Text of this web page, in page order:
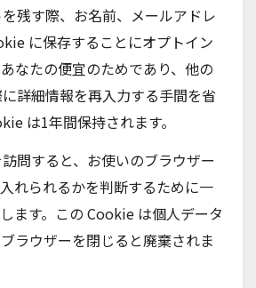
残す際、お名前、メールアドレ
に保存することにオプトイン
なたの便宜のためであり、他の
詳細情報を再入力する手間を省
は1年間保持されます。
問すると、お使いのブラウザー
れられるかを判断するために一
ます。この Cookie は個人データ
ラウザーを閉じると廃棄されま